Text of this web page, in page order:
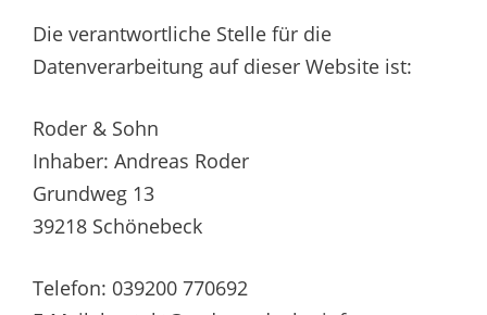
Die verantwortliche Stelle für die
Datenverarbeitung auf dieser Website ist:
Roder & Sohn
Inhaber: Andreas Roder
Grundweg 13
39218 Schönebeck
Telefon: 039200 770692